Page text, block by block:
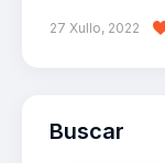
27 Xullo, 2022
Buscar